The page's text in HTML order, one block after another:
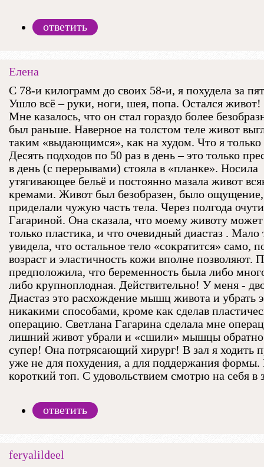
ответить
Елена
С 78-и килограмм до своих 58-и, я похудела за
Ушло всё – руки, ноги, шея, попа. Остался
Мне казалось, что он стал гораздо более
был раньше. Наверное на толстом теле живот
таким «выдающимся», как на худом. Что я только
Десять подходов по 50 раз в день – это только
в день (с перерывами) стояла в «планке». Носила
утягивающее бельё и постоянно мазала живот
кремами. Живот был безобразен, было
приделали чужую часть тела. Через полгода
Гагариной. Она сказала, что моему животу
только пластика, и что очевидный диастаз . Мало
увидела, что остальное тело «сократится» само,
возраст и эластичность кожи вполне позволяют.
предположила, что беременность была либо
либо крупноплодная. Действительно! У меня -
Диастаз это расхождение мышц живота и убрать
никакими способами, кроме как сделав
операцию. Светлана Гагарина сделала мне
лишний живот убрали и «сшили» мышцы
супер! Она потрясающий хирург! В зал я ходить
уже не для похудения, а для поддержания
короткий топ. С удовольствием смотрю на себя в
ответить
feryalildeel